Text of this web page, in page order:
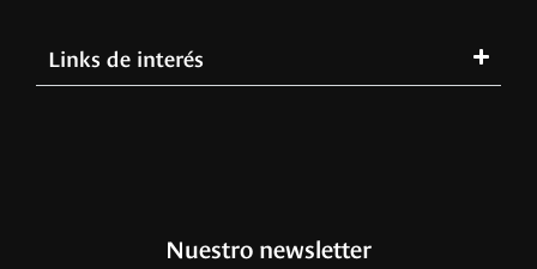
Links de interés
Nuestro newsletter